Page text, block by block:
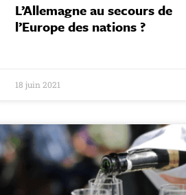
L’Allemagne au secours de
l’Europe des nations ?
18 juin 2021